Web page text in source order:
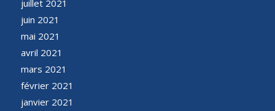
juillet 2021
juin 2021
mai 2021
avril 2021
mars 2021
février 2021
janvier 2021